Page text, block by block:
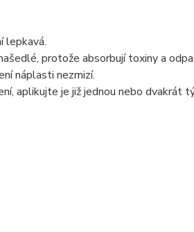
lepkavá.
protože absorbují toxiny a
náplasti nezmizí.
aplikujte je již jednou nebo dvakrát